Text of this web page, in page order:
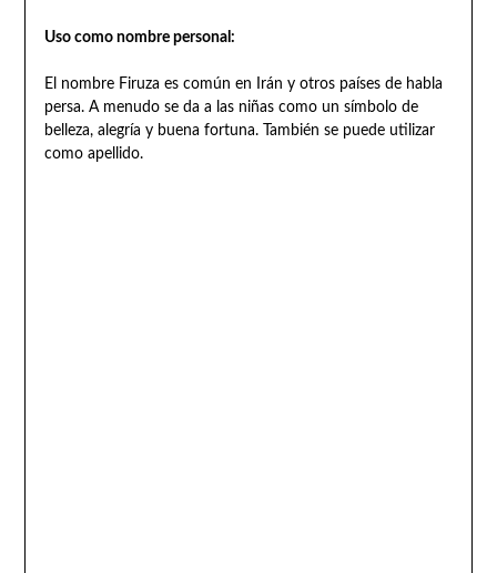
Uso como nombre personal:
El nombre Firuza es común en Irán y otros países de habla
persa. A menudo se da a las niñas como un símbolo de
belleza, alegría y buena fortuna. También se puede utilizar
como apellido.